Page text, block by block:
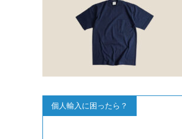
個人輸入に困ったら？